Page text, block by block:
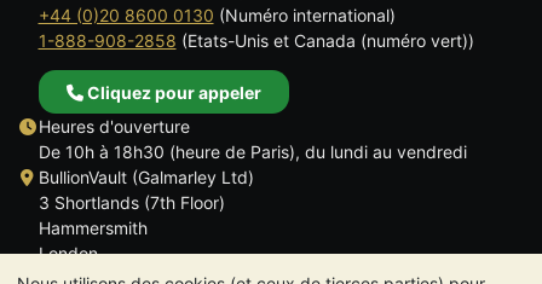
+44 (0)20 8600 0130 (Numéro international)
1-888-908-2858 (Etats-Unis et Canada (numéro vert))
Cliquez pour appeler
Heures d'ouverture
De 10h à 18h30 (heure de Paris), du lundi au vendredi
BullionVault (Galmarley Ltd)
3 Shortlands (7th Floor)
Hammersmith
London
W6 8DA